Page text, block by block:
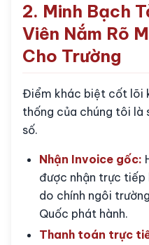
2. Minh Bạch
Viên Nắm Rõ
Cho Trường
Điểm khác biệt cốt lõi
thống của chúng tôi là
số.
Nhận Invoice gốc:
được nhận trực
do chính ngôi
Quốc phát hành.
Thanh toán trực